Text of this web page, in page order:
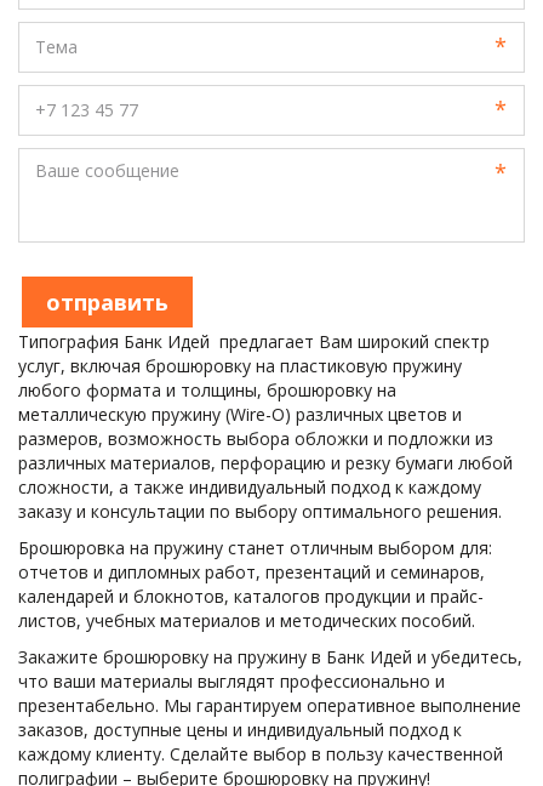
*
*
*
отправить
Типография Банк Идей  предлагает Вам широкий спектр
услуг, включая брошюровку на пластиковую пружину
любого формата и толщины, брошюровку на
металлическую пружину (Wire-O) различных цветов и
размеров, возможность выбора обложки и подложки из
различных материалов, перфорацию и резку бумаги любой
сложности, а также индивидуальный подход к каждому
заказу и консультации по выбору оптимального решения.
Брошюровка на пружину станет отличным выбором для:
отчетов и дипломных работ, презентаций и семинаров,
календарей и блокнотов, каталогов продукции и прайс-
листов, учебных материалов и методических пособий.
Закажите брошюровку на пружину в Банк Идей и убедитесь,
что ваши материалы выглядят профессионально и
презентабельно. Мы гарантируем оперативное выполнение
заказов, доступные цены и индивидуальный подход к
каждому клиенту. Сделайте выбор в пользу качественной
полиграфии – выберите брошюровку на пружину!